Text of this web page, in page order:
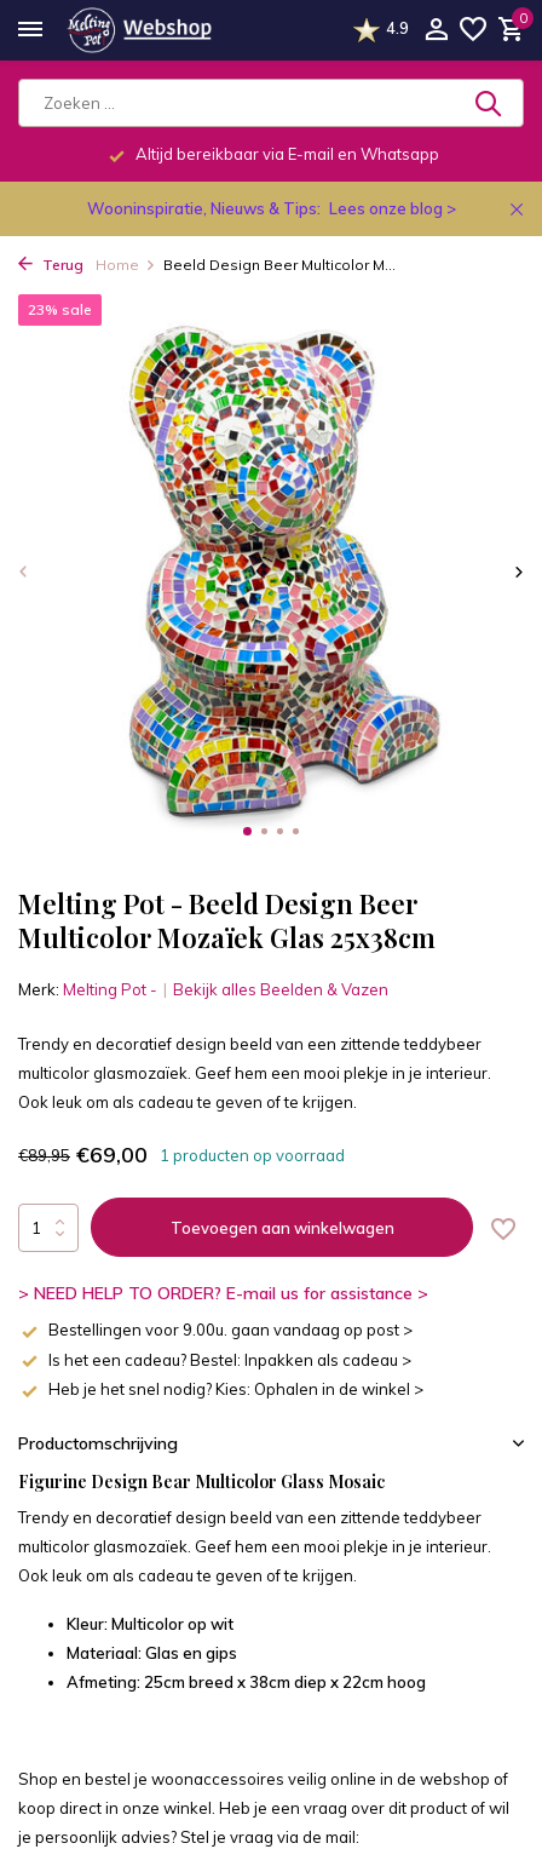
4.9
0
Altijd bereikbaar via E-mail en Whatsapp
Wooninspiratie, Nieuws & Tips: Lees onze blog >
Terug Home Beeld Design Beer Multicolor M...
Melting Pot - Beeld Design Beer
Multicolor Mozaïek Glas 25x38cm
23% sale
Merk: Melting Pot - Bekijk alles Beelden & Vazen
Trendy en decoratief design beeld van een zittende teddybeer
multicolor glasmozaïek. Geef hem een mooi plekje in je interieur.
Ook leuk om als cadeau te geven of te krijgen.
€89,95 €69,00 1 producten op voorraad
Toevoegen aan winkelwagen
> NEED HELP TO ORDER? E-mail us for assistance >
Bestellingen voor 9.00u. gaan vandaag op post >
Is het een cadeau? Bestel: Inpakken als cadeau >
Heb je het snel nodig? Kies: Ophalen in de winkel >
Productomschrijving
Figurine Design Bear Multicolor Glass Mosaic
Trendy en decoratief design beeld van een zittende teddybeer
multicolor glasmozaïek. Geef hem een mooi plekje in je interieur.
Ook leuk om als cadeau te geven of te krijgen.
Kleur: Multicolor op wit
Materiaal: Glas en gips
Afmeting: 25cm breed x 38cm diep x 22cm hoog
Shop en bestel je woonaccessoires veilig online in de webshop of
koop direct in onze winkel. Heb je een vraag over dit product of wil
je persoonlijk advies? Stel je vraag via de mail: